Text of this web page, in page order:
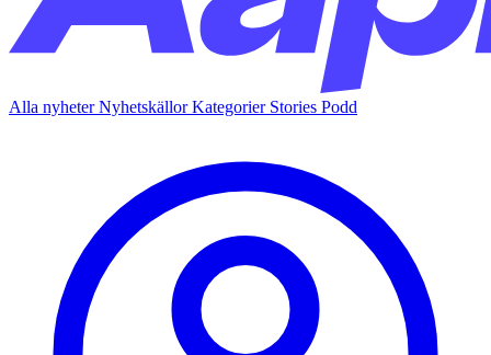
Alla nyheterNyhetskällorKategorier Stories Podd